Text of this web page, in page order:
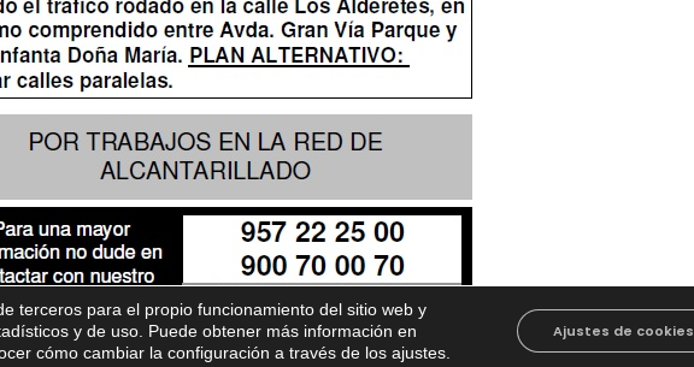
terceros para el propio funcionamiento del sitio web y
y de uso. Puede obtener más información en
cómo cambiar la configuración a través de los ajustes
Ajustes de cookies